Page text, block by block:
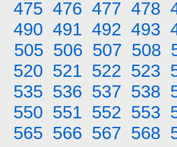
475 476 477 478
490 491 492 493
505 506 507 508
520 521 522 523
535 536 537 538
550 551 552 553
565 566 567 568